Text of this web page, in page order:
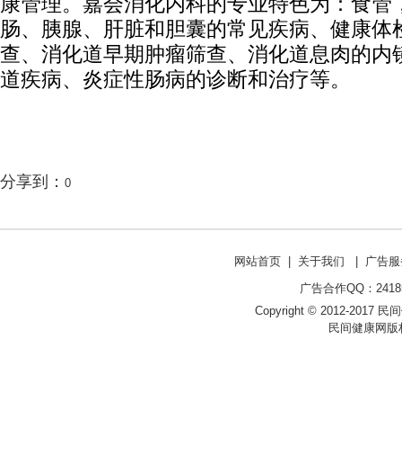
肠、胰腺、肝脏和胆囊的常见疾病、健康体
查、消化道早期肿瘤筛查、消化道息肉的内
道疾病、炎症性肠病的诊断和治疗等。
分享到： 0
网站首页 关于我们
广告
广告合作QQ：
Copyright © 2012-2017 民
民间健康网